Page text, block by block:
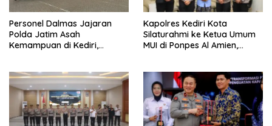
Personel Dalmas Jajaran
Polda Jatim Asah
Kemampuan di Kediri,
Kamtibmas
Kapolres Kediri Kota
Silaturahmi ke Ketua Umum
MUI di Ponpes Al Amien,